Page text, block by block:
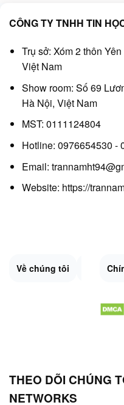
CÔNG TY TNHH TIN
Trụ sở: Xóm 2 thôn
Việt Nam
Show room: Số 69
Hà Nội, Việt Nam
MST: 0111124804
Hotline: 0976654530 -
Email:
Website: https://
Về chúng tôi Liên Hệ
THEO DÕI CHÚNG
NETWORKS